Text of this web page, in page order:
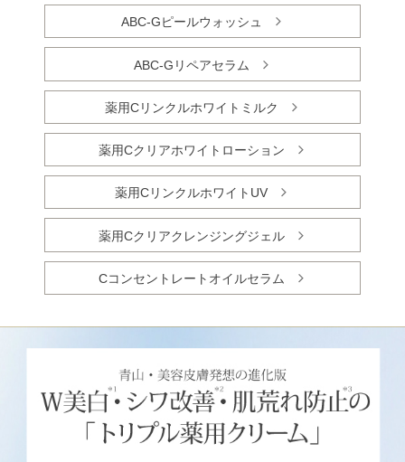
ABC-Gピールウォッシュ
ABC-Gリペアセラム
薬用Cリンクルホワイトミルク
薬用Cクリアホワイトローション
薬用CリンクルホワイトUV
薬用Cクリアクレンジングジェル
Cコンセントレートオイルセラム